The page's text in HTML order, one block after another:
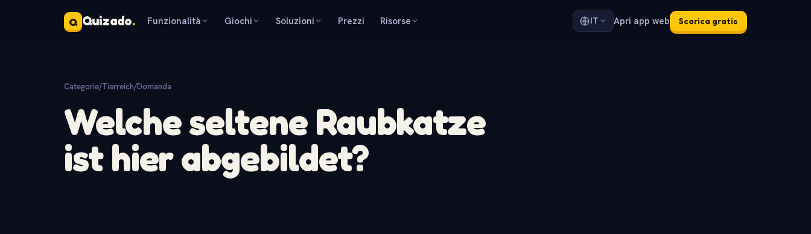
Q Quizado. Funzionalità Giochi Soluzioni Prezzi Risorse IT Apri app web Scarica gratis
Categorie/Tierreich/Domanda
Welche seltene Raubkatze
ist hier abgebildet?